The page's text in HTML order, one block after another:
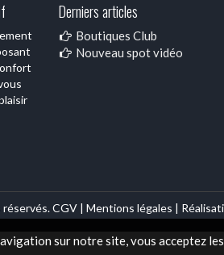
sur notre site, vous acceptez
Derniers articles
Boutiques Club
Nouveau spot vidéo
CGV | Mentions légales |